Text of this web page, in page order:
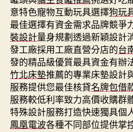
意特色寵物互動玩具選擇狗玩
最佳選擇有資金需求品牌競爭
裝設計量身規劃透過新穎設計
發工廠採用工廠直營分店的台
發的精品級優質最具資金有辦
竹北床墊推薦的專業床墊設計
服務提供您最佳核貸名牌包借
服務較低利率致力高價收購群
特殊設計服務打造快速獨具個
鳳凰電波各種不同部位提供掌